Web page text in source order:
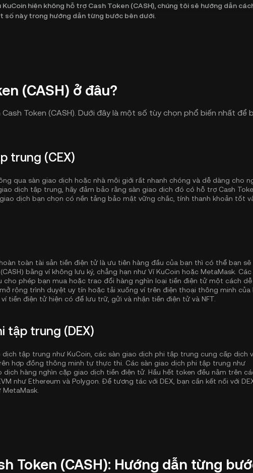
hiện không hỗ trợ Cash Token (CASH), chúng tôi sẽ hướng dẫn
số này trong hướng dẫn từng bước bên dưới.
(CASH) ở đâu?
Token (CASH). Dưới đây là một số tùy chọn phổ biến nhất để
trung (CEX)
qua sàn giao dịch hoặc nhà môi giới rất nhanh chóng và dễ dàng cho
dịch tập trung, hãy đảm bảo rằng sàn giao dịch đó có hỗ trợ Cash
giao dịch bạn chọn có nền tảng bảo mật vững chắc, tính thanh khoản tốt
toàn tài sản tiền điện tử là ưu tiên hàng đầu của bạn thì có thể bạn sẽ
bằng ví không lưu ký, chẳng hạn như Ví KuCoin hoặc MetaMask. Các
cho phép bạn mua hoặc trao đổi hàng nghìn loại tiền điện tử một cách dễ
rộng trình duyệt uy tín hoặc tải xuống ví trên điện thoại thông minh của
tiền điện tử hiện có để lưu trữ, gửi và nhận tiền điện tử và NFT.
tập trung (DEX)
dịch tập trung như KuCoin, các sàn giao dịch phi tập trung cung cấp dịch
hợp đồng thông minh tự thực thi. Các sàn giao dịch phi tập trung như
dịch hàng nghìn cặp giao dịch tiền điện tử. Hầu hết token đều nằm trên
như Ethereum và Polygon . Để tương tác với DEX, bạn cần kết nối với
Token (CASH): Hướng dẫn từng